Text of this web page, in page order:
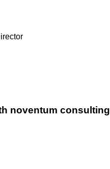
noventum consulting